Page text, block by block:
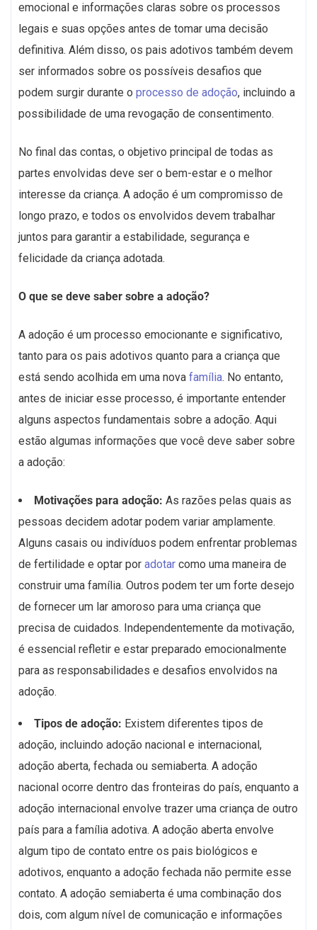
emocional e informações claras sobre os processos
legais e suas opções antes de tomar uma decisão
definitiva. Além disso, os pais adotivos também devem
ser informados sobre os possíveis desafios que
podem surgir durante o processo de adoção, incluindo a
possibilidade de uma revogação de consentimento.
No final das contas, o objetivo principal de todas as
partes envolvidas deve ser o bem-estar e o melhor
interesse da criança. A adoção é um compromisso de
longo prazo, e todos os envolvidos devem trabalhar
juntos para garantir a estabilidade, segurança e
felicidade da criança adotada.
O que se deve saber sobre a adoção?
A adoção é um processo emocionante e significativo,
tanto para os pais adotivos quanto para a criança que
está sendo acolhida em uma nova família. No entanto,
antes de iniciar esse processo, é importante entender
alguns aspectos fundamentais sobre a adoção. Aqui
estão algumas informações que você deve saber sobre
a adoção:
Motivações para adoção: As razões pelas quais as
pessoas decidem adotar podem variar amplamente.
Alguns casais ou indivíduos podem enfrentar problemas
de fertilidade e optar por adotar como uma maneira de
construir uma família. Outros podem ter um forte desejo
de fornecer um lar amoroso para uma criança que
precisa de cuidados. Independentemente da motivação,
é essencial refletir e estar preparado emocionalmente
para as responsabilidades e desafios envolvidos na
adoção.
Tipos de adoção: Existem diferentes tipos de
adoção, incluindo adoção nacional e internacional,
adoção aberta, fechada ou semiaberta. A adoção
nacional ocorre dentro das fronteiras do país, enquanto a
adoção internacional envolve trazer uma criança de outro
país para a família adotiva. A adoção aberta envolve
algum tipo de contato entre os pais biológicos e
adotivos, enquanto a adoção fechada não permite esse
contato. A adoção semiaberta é uma combinação dos
dois, com algum nível de comunicação e informações